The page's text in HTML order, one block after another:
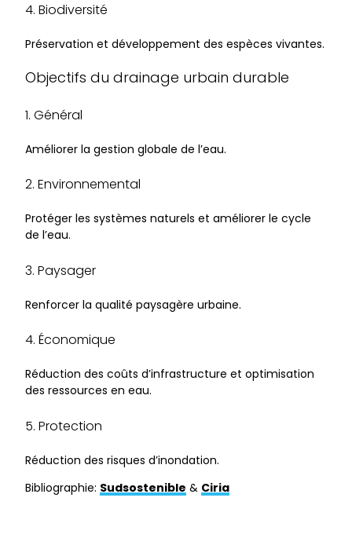
4. Biodiversité
Préservation et développement des espèces vivantes.
Objectifs du drainage urbain durable
1. Général
Améliorer la gestion globale de l’eau.
2. Environnemental
Protéger les systèmes naturels et améliorer le cycle
de l’eau.
3. Paysager
Renforcer la qualité paysagère urbaine.
4. Économique
Réduction des coûts d’infrastructure et optimisation
des ressources en eau.
5. Protection
Réduction des risques d’inondation.
Bibliographie: Sudsostenible & Ciria